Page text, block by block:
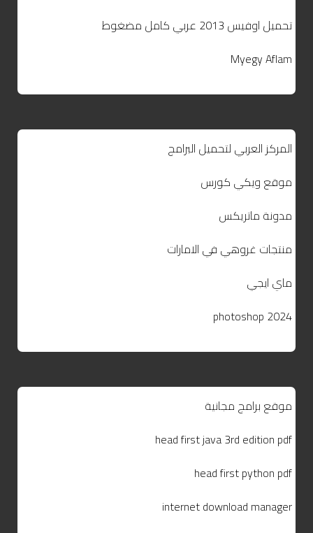
تحميل اوفيس 2013 عربي كامل مضغوط
Myegy Aflam
المركز العربي لتحميل البرامج
موقع ويكي كورس
مدونة ماتريكس
منتجات غروهي في الامارات
ماي ايجي
photoshop 2024
موقع برامج مجانية
head first java 3rd edition pdf
head first python pdf
internet download manager